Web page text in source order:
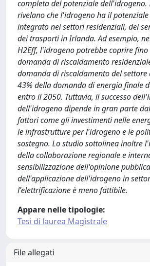
completa del potenziale
rivelano che l'idrogeno ha il potenziale
integrato nei settori residenziali, dei
dei trasporti in Irlanda. Ad esempio,
H2Eff, l'idrogeno potrebbe coprire
domanda di riscaldamento
domanda di riscaldamento del settore
43% della domanda di energia finale
entro il 2050. Tuttavia, il successo
dell'idrogeno dipende in gran parte
fattori come gli investimenti nelle
le infrastrutture per l'idrogeno e le
sostegno. Lo studio sottolinea inoltre
della collaborazione regionale e
sensibilizzazione dell'opinione
dell'applicazione dell'idrogeno in
l'elettrificazione è meno fattibile.
Appare nelle tipologie:
Tesi di laurea Magistrale
File allegati